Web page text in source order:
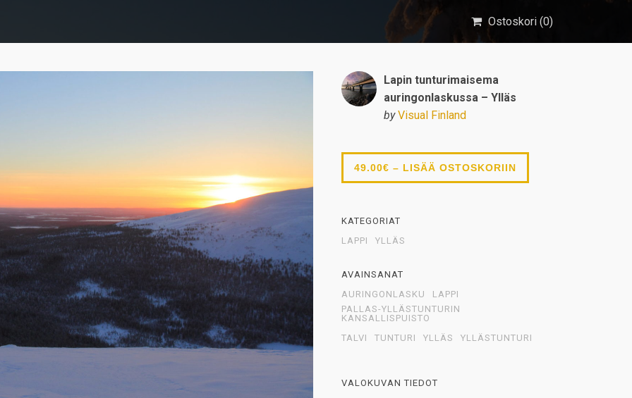
Ostoskori (0)
Lapin tunturimaisema
auringonlaskussa – Ylläs
by Visual Finland
49.00€ – LISÄÄ OSTOSKORIIN
KATEGORIAT
LAPPI
YLLÄS
AVAINSANAT
AURINGONLASKU
LAPPI
PALLAS-YLLÄSTUNTURIN
KANSALLISPUISTO
TALVI
TUNTURI YLLÄS YLLÄSTUNTURI
VALOKUVAN TIEDOT